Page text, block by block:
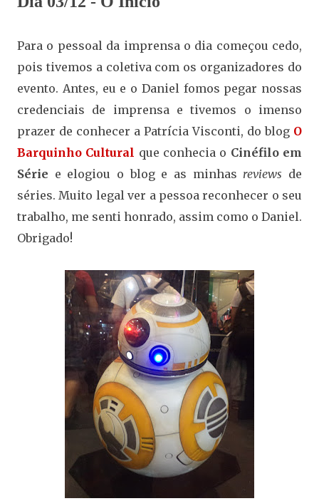
Para o pessoal da imprensa o dia começou cedo,
pois tivemos a coletiva com os organizadores do
evento. Antes, eu e o Daniel fomos pegar nossas
credenciais de imprensa e tivemos o imenso
prazer de conhecer a Patrícia Visconti, do blog O
Barquinho Cultural que conhecia o Cinéfilo em
Série e elogiou o blog e as minhas reviews de
séries. Muito legal ver a pessoa reconhecer o seu
trabalho, me senti honrado, assim como o Daniel.
Obrigado!